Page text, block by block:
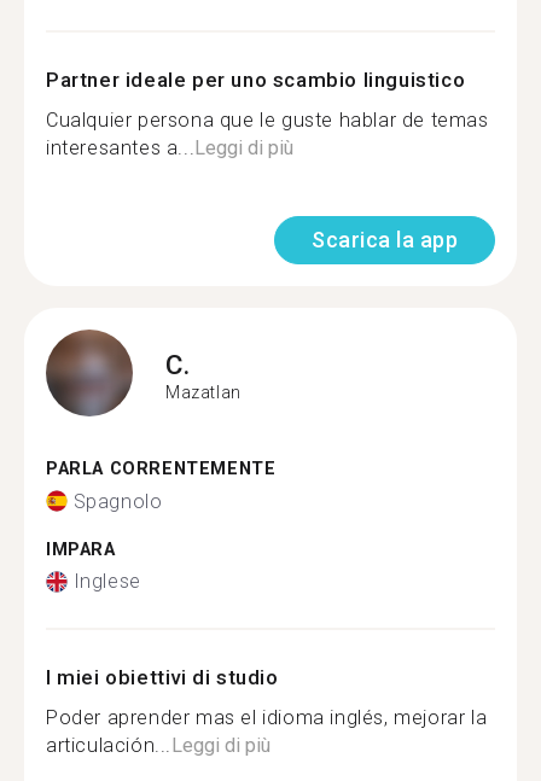
Partner ideale per uno scambio linguistico
Cualquier persona que le guste hablar de temas
interesantes a...Leggi di più
Scarica la app
C.
Mazatlan
PARLA CORRENTEMENTE
Spagnolo
IMPARA
Inglese
I miei obiettivi di studio
Poder aprender mas el idioma inglés, mejorar la
articulación...Leggi di più